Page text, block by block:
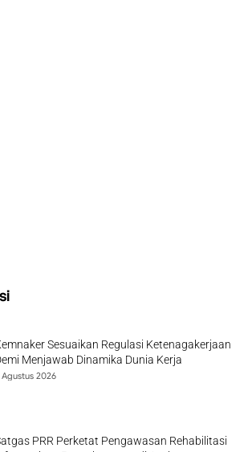
Sesuaikan Regulasi Ketenagakerjaan
Menjawab Dinamika Dunia Kerja
Agustus 2026
PRR Perketat Pengawasan Rehabilitasi